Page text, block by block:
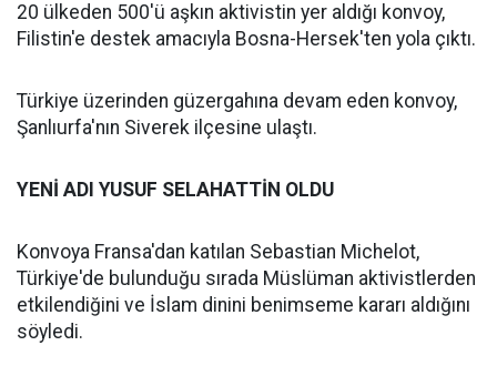
20 ülkeden 500'ü aşkın aktivistin yer aldığı konvoy,
Filistin'e destek amacıyla Bosna-Hersek'ten yola çıktı.
Türkiye üzerinden güzergahına devam eden konvoy,
Şanlıurfa'nın Siverek ilçesine ulaştı.
YENİ ADI YUSUF SELAHATTİN OLDU
Konvoya Fransa'dan katılan Sebastian Michelot,
Türkiye'de bulunduğu sırada Müslüman aktivistlerden
etkilendiğini ve İslam dinini benimseme kararı aldığını
söyledi.